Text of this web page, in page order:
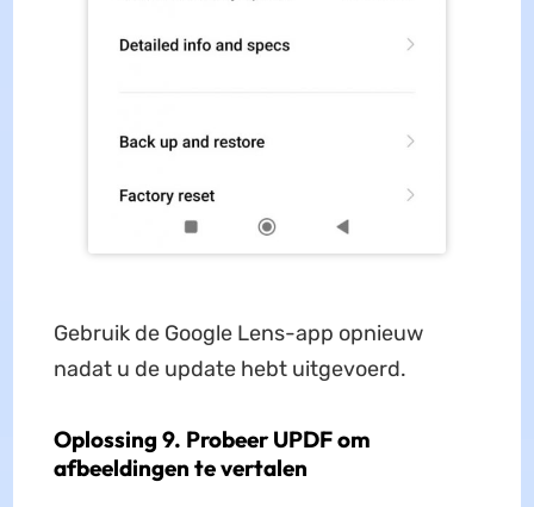
Gebruik de Google Lens-app opnieuw
nadat u de update hebt uitgevoerd.
Oplossing 9. Probeer UPDF om
afbeeldingen te vertalen